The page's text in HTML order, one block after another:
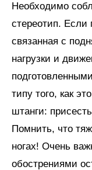
Необходимо
стереотип. Если
связанная с
нагрузки и
типу того, как
штанги:
Помнить, что
ногах! Очень
обострениями